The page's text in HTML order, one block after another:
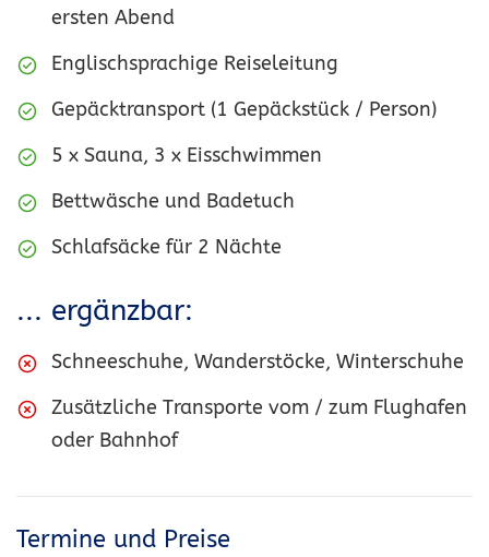
ersten Abend
Englischsprachige Reiseleitung
Gepäcktransport (1 Gepäckstück / Person)
5 x Sauna, 3 x Eisschwimmen
Bettwäsche und Badetuch
Schlafsäcke für 2 Nächte
... ergänzbar:
Schneeschuhe, Wanderstöcke, Winterschuhe
Zusätzliche Transporte vom / zum Flughafen
oder Bahnhof
Termine und Preise